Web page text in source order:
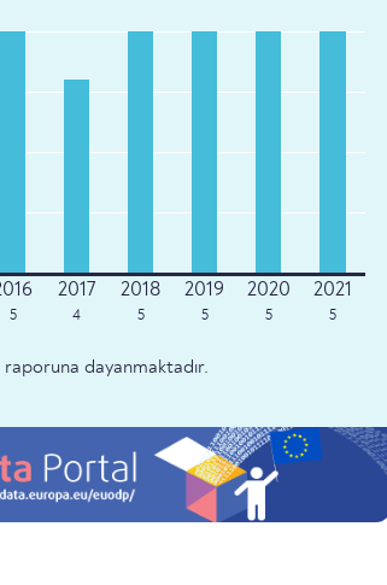
5 4 5 5 5 5
raporuna dayanmaktadır.